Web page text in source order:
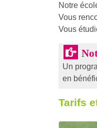
Notre
Vous
Vous
Un
en
Tarifs